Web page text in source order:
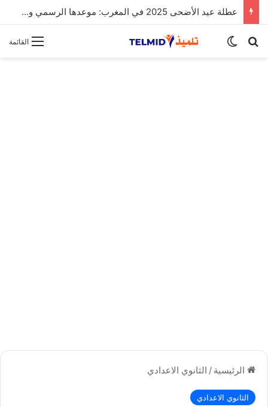
الحركة الانتقالية الوطنية لهيئة التدريس 2025
القائمة بحث عنالوضع المظلم
الرئيسية / الثانوي الاعدادي
الثانوي الاعدادي